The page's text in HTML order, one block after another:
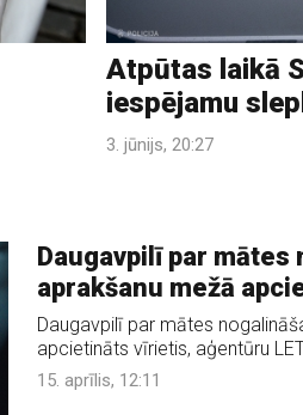
Atpūtas laikā
iespējamu
3. jūnijs, 20:27
Daugavpilī par mātes
aprakšanu mežā
Daugavpilī par mātes
apcietināts vīrietis, aģentūru
15. aprīlis, 12:11